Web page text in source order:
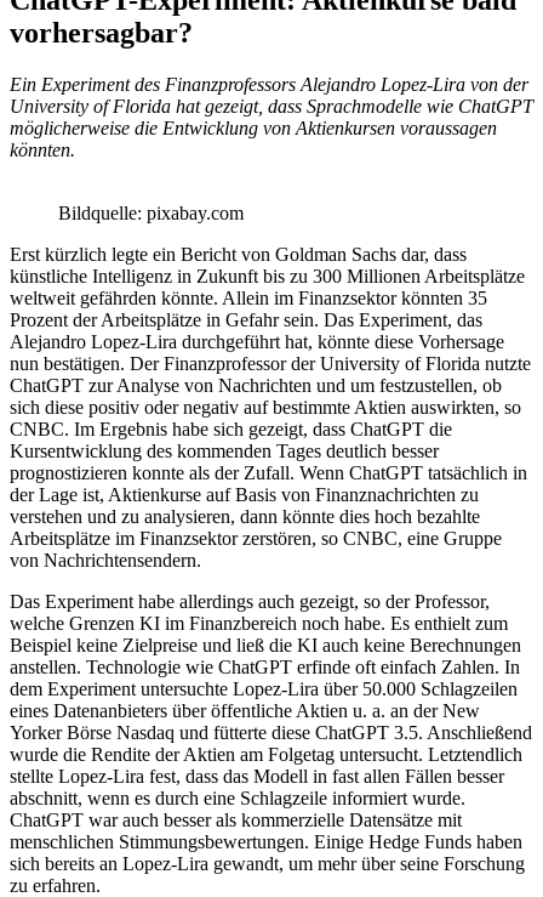
vorhersagbar?
Ein Experiment des Finanzprofessors Alejandro Lopez-Lira von der
University of Florida hat gezeigt, dass Sprachmodelle wie ChatGPT
möglicherweise die Entwicklung von Aktienkursen voraussagen
könnten.
Bildquelle: pixabay.com
Erst kürzlich legte ein Bericht von Goldman Sachs dar, dass
künstliche Intelligenz in Zukunft bis zu 300 Millionen Arbeitsplätze
weltweit gefährden könnte. Allein im Finanzsektor könnten 35
Prozent der Arbeitsplätze in Gefahr sein. Das Experiment, das
Alejandro Lopez-Lira durchgeführt hat, könnte diese Vorhersage
nun bestätigen. Der Finanzprofessor der University of Florida nutzte
ChatGPT zur Analyse von Nachrichten und um festzustellen, ob
sich diese positiv oder negativ auf bestimmte Aktien auswirkten, so
CNBC. Im Ergebnis habe sich gezeigt, dass ChatGPT die
Kursentwicklung des kommenden Tages deutlich besser
prognostizieren konnte als der Zufall. Wenn ChatGPT tatsächlich in
der Lage ist, Aktienkurse auf Basis von Finanznachrichten zu
verstehen und zu analysieren, dann könnte dies hoch bezahlte
Arbeitsplätze im Finanzsektor zerstören, so CNBC, eine Gruppe
von Nachrichtensendern.
Das Experiment habe allerdings auch gezeigt, so der Professor,
welche Grenzen KI im Finanzbereich noch habe. Es enthielt zum
Beispiel keine Zielpreise und ließ die KI auch keine Berechnungen
anstellen. Technologie wie ChatGPT erfinde oft einfach Zahlen. In
dem Experiment untersuchte Lopez-Lira über 50.000 Schlagzeilen
eines Datenanbieters über öffentliche Aktien u. a. an der New
Yorker Börse Nasdaq und fütterte diese ChatGPT 3.5. Anschließend
wurde die Rendite der Aktien am Folgetag untersucht. Letztendlich
stellte Lopez-Lira fest, dass das Modell in fast allen Fällen besser
abschnitt, wenn es durch eine Schlagzeile informiert wurde.
ChatGPT war auch besser als kommerzielle Datensätze mit
menschlichen Stimmungsbewertungen. Einige Hedge Funds haben
sich bereits an Lopez-Lira gewandt, um mehr über seine Forschung
zu erfahren.